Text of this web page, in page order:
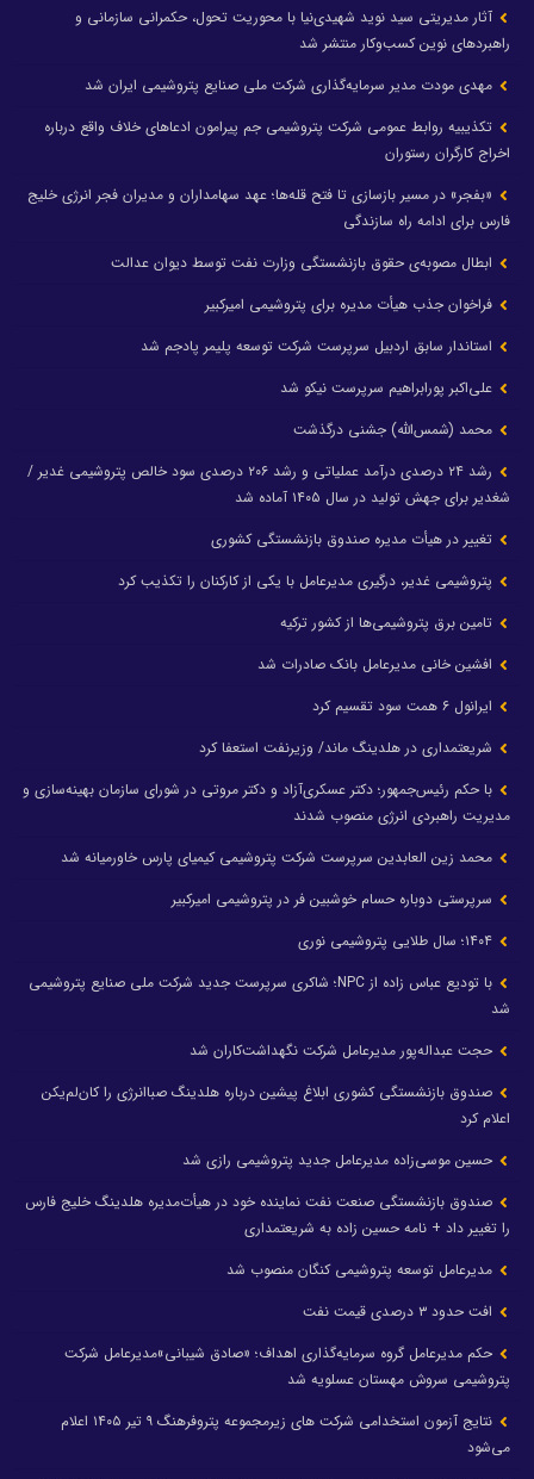
آثار مدیریتی سید نوید شهیدی‌نیا با محوریت تحول، حکمرانی سازمانی و
راهبردهای نوین کسب‌وکار منتشر شد
مهدی مودت مدیر سرمایه‌گذاری شرکت ملی صنایع پتروشیمی ایران شد
تکذیبیه روابط عمومی شرکت پتروشیمی جم پیرامون ادعاهای خلاف واقع درباره
اخراج کارگران رستوران
«بفجر» در مسیر بازسازی تا فتح قله‌ها؛ عهد سهامداران و مدیران فجر انرژی خلیج
فارس برای ادامه راه سازندگی
ابطال مصوبه‌ی حقوق بازنشستگی وزارت نفت توسط دیوان عدالت
فراخوان جذب هیأت مدیره برای پتروشیمی امیرکبیر
استاندار سابق اردبیل سرپرست شرکت توسعه پلیمر پادجم شد
علی‌اکبر پورابراهیم سرپرست نیکو شد
محمد (شمس‌الله) جشنی درگذشت
رشد ۲۴ درصدی درآمد عملیاتی و رشد ۲۰۶ درصدی سود خالص پتروشیمی غدیر /
شغدیر برای جهش تولید در سال ۱۴۰۵ آماده شد
تغییر در هیأت مدیره صندوق بازنشستگی کشوری
پتروشیمی غدیر، درگیری مدیرعامل با یکی از کارکنان را تکذیب کرد
تامین برق پتروشیمی‌ها از کشور ترکیه
افشین خانی مدیرعامل بانک صادرات شد
ایرانول ۶ همت سود تقسیم کرد
شریعتمداری در هلدینگ ماند/ وزیرنفت استعفا کرد
با حکم رئیس‌جمهور؛ دکتر عسکری‌آزاد و دکتر مروتی در شورای سازمان بهینه‌سازی و
مدیریت راهبردی انرژی منصوب شدند
محمد زین العابدین سرپرست شرکت پتروشیمی کیمیای پارس خاورمیانه شد
سرپرستی دوباره حسام خوشبین فر در پتروشیمی امیرکبیر
با تودیع عباس زاده از NPC؛ شاکری سرپرست جدید شرکت ملی صنایع پتروشیمی
شد
حجت عبداله‌پور مدیرعامل شرکت نگهداشت‌کاران شد
صندوق بازنشستگی کشوری ابلاغ پیشین درباره هلدینگ صباانرژی را کان‌لم‌یکن
اعلام کرد
حسین موسی‌زاده مدیرعامل جدید پتروشیمی رازی شد
صندوق بازنشستگی صنعت نفت نماینده خود در هیأت‌مدیره هلدینگ خلیج فارس
را تغییر داد + نامه حسین زاده به شریعتمداری
مدیرعامل توسعه پتروشیمی کنگان منصوب شد
افت حدود ۳ درصدی قیمت نفت
حکم مدیرعامل گروه سرمایه‌گذاری اهداف؛ «صادق شیبانی»مدیرعامل شرکت
پتروشیمی سروش مهستان عسلویه شد
نتایج آزمون استخدامی شرکت های زیرمجموعه پتروفرهنگ ۹ تیر ۱۴۰۵ اعلام
می‌شود